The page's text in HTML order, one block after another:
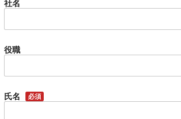
社名
役職
氏名 必須